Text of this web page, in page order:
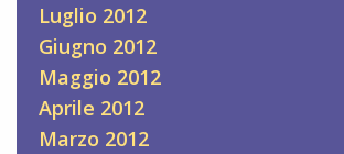
Luglio 2012
Giugno 2012
Maggio 2012
Aprile 2012
Marzo 2012